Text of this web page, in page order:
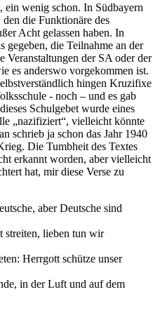
ein wenig schon. In Südbayern
die Funktionäre des
Acht gelassen haben. In
gegeben, die Teilnahme an der
Veranstaltungen der SA oder der
es anderswo vorgekommen ist.
hingen Kruzifixe
- noch – und es gab
Schulgebet wurde eines
nazifiziert , vielleicht könnte
schrieb ja schon das Jahr 1940
Die Tumbheit des Textes
erkannt worden, aber vielleicht
hat, mir diese Verse zu
aber Deutsche sind
streiten, lieben tun wir
Herrgott schütze unser
in der Luft und auf dem